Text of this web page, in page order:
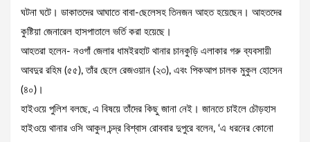
ঘটনা ঘটে। ডাকাতদের আঘাতে বাবা-ছেলেসহ তিনজন আহত হয়েছেন। আহতদের
কুষ্টিয়া জেনারেল হাসপাতালে ভর্তি করা হয়েছে।
আহতরা হলেন- নওগাঁ জেলার ধামইরহাট থানার চানকুড়ি এলাকার গরু ব্যবসায়ী
আবদুর রহিম (৫৫), তাঁর ছেলে রেজওয়ান (২৩), এবং পিকআপ চালক মুকুল হোসেন
(৪০)।
হাইওয়ে পুলিশ বলছে, এ বিষয়ে তাঁদের কিছু জানা নেই। জানতে চাইলে চৌড়হাস
হাইওয়ে থানার ওসি আকুল চন্দ্র বিশ্বাস রোববার দুপুরে বলেন, ‘এ ধরনের কোনো